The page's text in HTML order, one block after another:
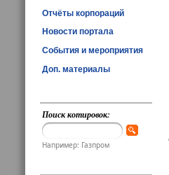
Отчёты корпораций
Новости портала
События и мероприятия
Доп. материалы
Поиск котировок:
Например: Газпром